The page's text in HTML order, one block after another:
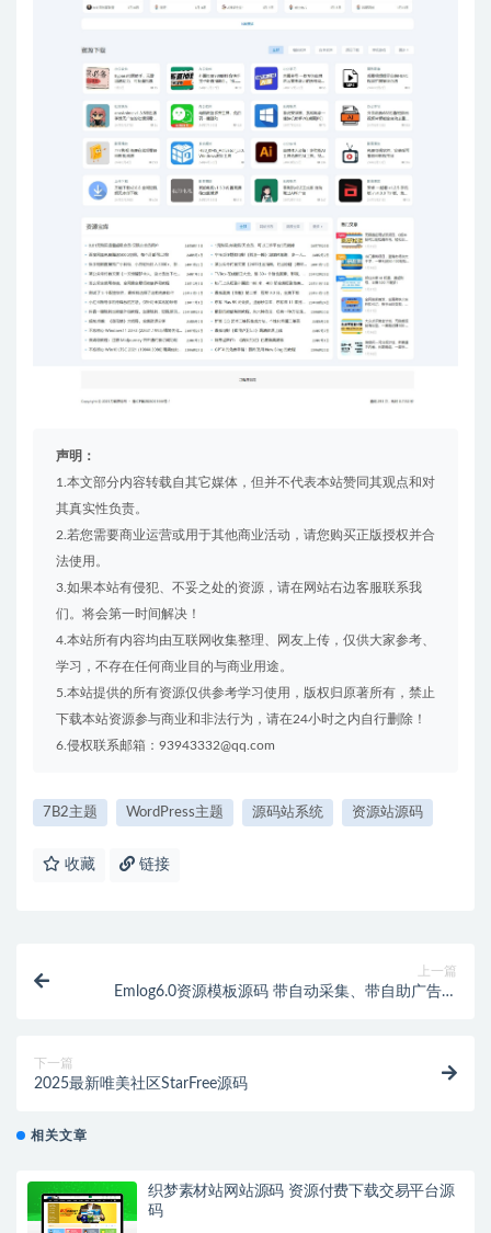
声明：
1.本文部分内容转载自其它媒体，但并不代表本站赞同其观点和对
其真实性负责。
2.若您需要商业运营或用于其他商业活动，请您购买正版授权并合
法使用。
3.如果本站有侵犯、不妥之处的资源，请在网站右边客服联系我
们。将会第一时间解决！
4.本站所有内容均由互联网收集整理、网友上传，仅供大家参考、
学习，不存在任何商业目的与商业用途。
5.本站提供的所有资源仅供参考学习使用，版权归原著所有，禁止
下载本站资源参与商业和非法行为，请在24小时之内自行删除！
6.侵权联系邮箱：93943332@qq.com
7B2主题 WordPress主题 源码站系统 资源站源码
收藏 链接
上一篇
Emlog6.0资源模板源码 带自动采集、带自助广告系
下一篇
2025最新唯美社区StarFree源码
相关文章
织梦素材站网站源码 资源付费下载交易平台源
码